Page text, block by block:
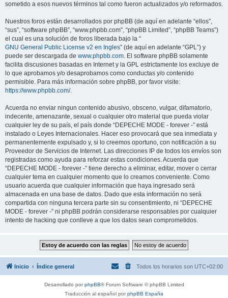
sometido a esos nuevos términos tal como fueron actualizados y/o reformados.
Nuestros foros están desarrollados por phpBB (de aquí en adelante “ellos”,
“sus”, “software phpBB”, “www.phpbb.com”, “phpBB Limited”, “phpBB Teams”)
el cual es una solución de foros liberada bajo la “
GNU General Public License v2 en Ingles” (de aquí en adelante “GPL”) y
puede ser descargada de www.phpbb.com. El software phpBB solamente
facilita discusiones basadas en Internet y la GPL estrictamente los excluye de
lo que aprobamos y/o desaprobamos como conductas y/o contenido
permisible. Para más información sobre phpBB, por favor visite:
https://www.phpbb.com/.
Acuerda no enviar ningun contenido abusivo, obsceno, vulgar, difamatorio,
indecente, amenazante, sexual o cualquier otro material que pueda violar
cualquier ley de su país, el país donde “DEPECHE MODE - forever -” está
instalado o Leyes Internacionales. Hacer eso provocará que sea inmediata y
permanentemente expulsado y, si lo creemos oportuno, con notificación a su
Proveedor de Servicios de Internet. Las direcciones IP de todos los envíos son
registradas como ayuda para reforzar estas condiciones. Acuerda que
“DEPECHE MODE - forever -” tiene derecho a eliminar, editar, mover o cerrar
cualquier tema en cualquier momento que lo creamos conveniente. Como
usuario acuerda que cualquier información que haya ingresado será
almacenada en una base de datos. Dado que esta información no será
compartida con ninguna tercera parte sin su consentimiento, ni “DEPECHE
MODE - forever -” ni phpBB podrán considerarse responsables por cualquier
intento de hacking que conlleve a que los datos sean comprometidos.
Inicio Índice general Todos los horarios son UTC+02:00
Desarrollado porphpBB® Forum Software © phpBB Limited
Traducción al español porphpBB España